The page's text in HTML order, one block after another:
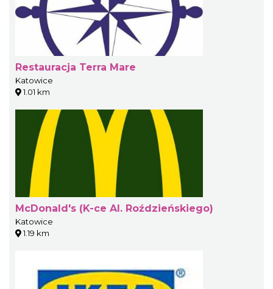
Restauracja Terra Mare
Katowice
1.01 km
McDonald's (K-ce Al. Roździeńskiego)
Katowice
1.19 km